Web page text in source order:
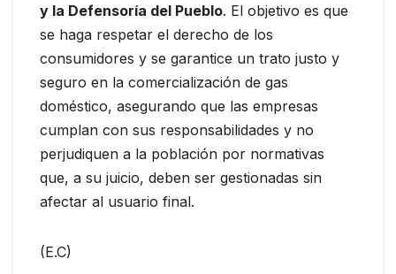
y la Defensoría del Pueblo. El objetivo es que
se haga respetar el derecho de los
consumidores y se garantice un trato justo y
seguro en la comercialización de gas
doméstico, asegurando que las empresas
cumplan con sus responsabilidades y no
perjudiquen a la población por normativas
que, a su juicio, deben ser gestionadas sin
afectar al usuario final.
(E.C)